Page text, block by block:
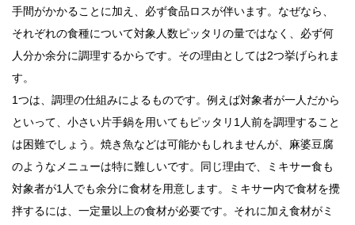
手間がかかることに加え、必ず食品ロスが伴います。なぜなら、
それぞれの食種について対象人数ピッタリの量ではなく、必ず何
人分か余分に調理するからです。その理由としては2つ挙げられま
す。
1つは、調理の仕組みによるものです。例えば対象者が一人だから
といって、小さい片手鍋を用いてもピッタリ1人前を調理すること
は困難でしょう。焼き魚などは可能かもしれませんが、麻婆豆腐
のようなメニューは特に難しいです。同じ理由で、ミキサー食も
対象者が1人でも余分に食材を用意します。ミキサー内で食材を攪
拌するには、一定量以上の食材が必要です。それに加え食材がミ